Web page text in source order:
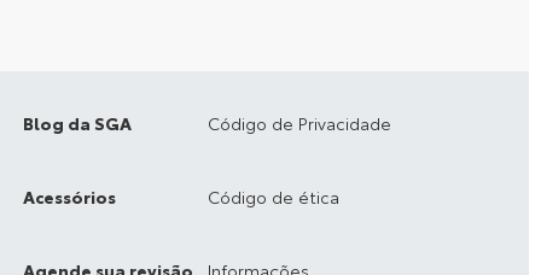
Blog da SGA
Acessórios
Código de Privacidade
Código de ética